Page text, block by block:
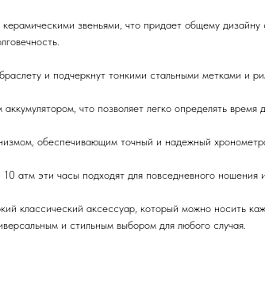
звеньями, что придает общему
и подчеркнут тонкими стальными метками и
что позволяет легко определять
обеспечивающим точный и надежный
атм эти часы подходят для повседневного ношения
классический аксессуар, который можно носить
и стильным выбором для любого случая.